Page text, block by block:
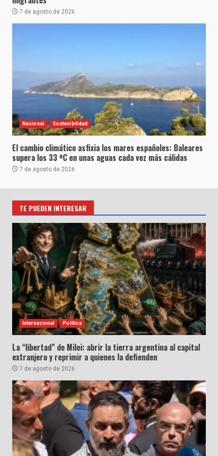
7 de agosto de 2026
Nacional Sostenibilidad
El cambio climático asfixia los mares españoles: Baleares
supera los 33 ºC en unas aguas cada vez más cálidas
7 de agosto de 2026
TE PUEDEN INTERESAR
Internacional Política
La “libertad” de Milei: abrir la tierra argentina al capital
extranjero y reprimir a quienes la defienden
7 de agosto de 2026